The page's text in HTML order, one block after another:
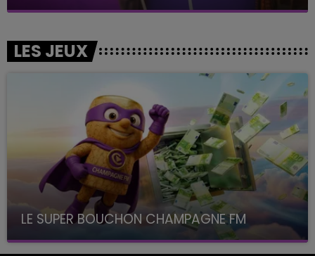
LES JEUX
LE SUPER BOUCHON CHAMPAGNE FM
avec La Famille Champagne FM, à 8H10